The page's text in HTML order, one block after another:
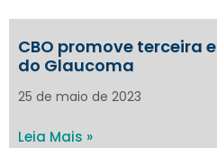
CBO promove terceira
do Glaucoma
25 de maio de 2023
Leia Mais »